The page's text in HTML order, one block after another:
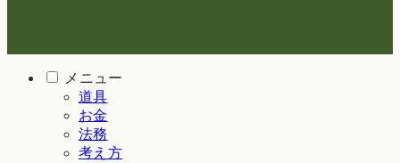
メニュー
道具
お金
法務
考え方